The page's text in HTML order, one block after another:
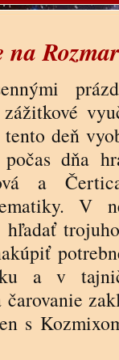
na
deň
dňa
a
V
a v
s